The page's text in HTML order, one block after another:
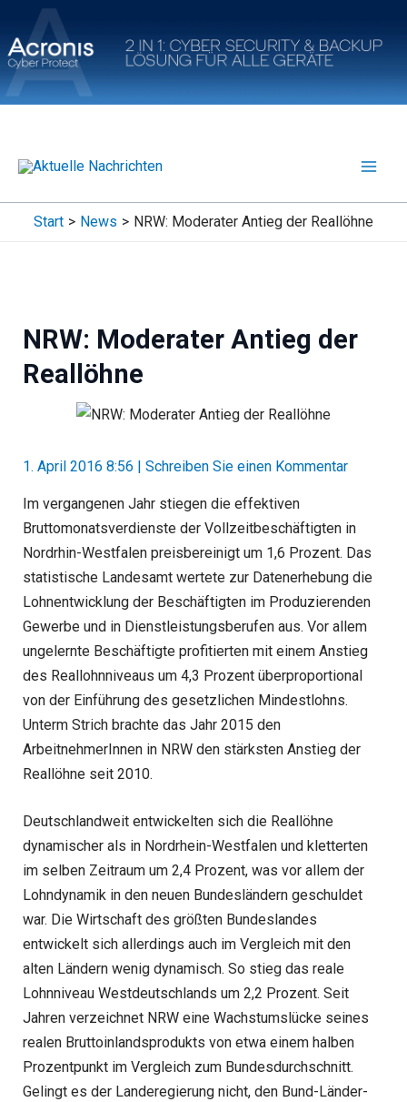
Inhalt
springen
Start News NRW: Moderater Antieg der Reallöhne
NRW: Moderater Antieg der
Reallöhne
1. April 2016 8:56 | Schreiben Sie einen Kommentar
Im vergangenen Jahr stiegen die effektiven
Bruttomonatsverdienste der Vollzeitbeschäftigten in
Nordrhin-Westfalen preisbereinigt um 1,6 Prozent. Das
statistische Landesamt wertete zur Datenerhebung die
Lohnentwicklung der Beschäftigten im Produzierenden
Gewerbe und in Dienstleistungsberufen aus. Vor allem
ungelernte Beschäftigte profitierten mit einem Anstieg
des Reallohnniveaus um 4,3 Prozent überproportional
von der Einführung des gesetzlichen Mindestlohns.
Unterm Strich brachte das Jahr 2015 den
ArbeitnehmerInnen in NRW den stärksten Anstieg der
Reallöhne seit 2010.
Deutschlandweit entwickelten sich die Reallöhne
dynamischer als in Nordrhein-Westfalen und kletterten
im selben Zeitraum um 2,4 Prozent, was vor allem der
Lohndynamik in den neuen Bundesländern geschuldet
war. Die Wirtschaft des größten Bundeslandes
entwickelt sich allerdings auch im Vergleich mit den
alten Ländern wenig dynamisch. So stieg das reale
Lohnniveau Westdeutschlands um 2,2 Prozent. Seit
Jahren verzeichnet NRW eine Wachstumslücke seines
realen Bruttoinlandsprodukts von etwa einem halben
Prozentpunkt im Vergleich zum Bundesdurchschnitt.
Gelingt es der Landeregierung nicht, den Bund-Länder-